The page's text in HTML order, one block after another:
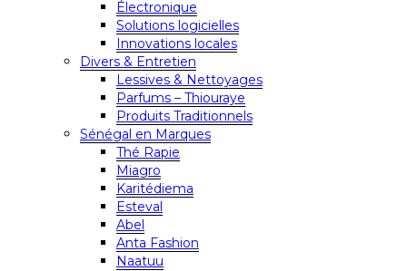
Électronique
Solutions logicielles
Innovations locales
Divers & Entretien
Lessives & Nettoyages
Parfums – Thiouraye
Produits Traditionnels
Sénégal en Marques
Thé Rapie
Miagro
Karitédiema
Esteval
Abel
Anta Fashion
Naatuu